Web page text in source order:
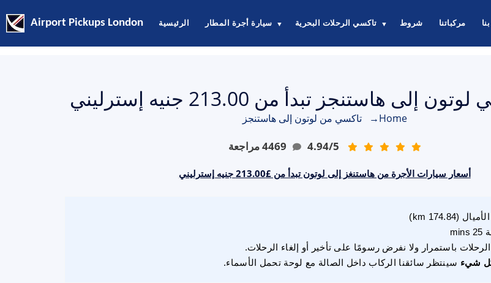
Airport Pickups London الرئيسية سيارة أجرة المطار ▼ تاكسي الرحلات البحرية ▼ شروط مركباتنا
إلى هاستنجز تبدأ من 213.00 جنيه إسترليني
Home
→ تاكسي من لوتون إلى هاستنجز
4.94/5
4469مراجعة
أسعار سيارات الأجرة من هاستنغز إلى لوتون تبدأ من £213.00 جنيه إسترليني
الأميال (
174.84
باستمرار ولا نفرض رسومًا على تأخير أو إلغاء الرحلات.
شيء سينتظر سائقنا الركاب داخل الصالة مع لوحة تحمل الأسماء.